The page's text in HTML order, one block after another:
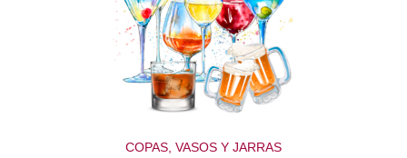
COPAS, VASOS Y JARRAS